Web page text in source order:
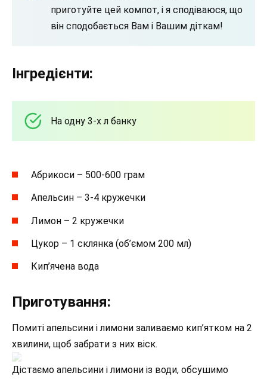
приготуйте цей компот, і я сподіваюся, що
він сподобається Вам і Вашим діткам!
Інгредієнти:
На одну 3-х л банку
Абрикоси – 500-600 грам
Апельсин – 3-4 кружечки
Лимон – 2 кружечки
Цукор – 1 склянка (об’ємом 200 мл)
Кип’ячена вода
Приготування:
Помиті апельсини і лимони заливаємо кип’ятком на 2
хвилини, щоб забрати з них віск.
Дістаємо апельсини і лимони із води, обсушимо